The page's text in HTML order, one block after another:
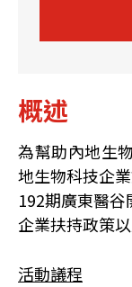
概述
為幫助內地生
地生物科技企
192期廣東醫
企業扶持政策
活動議程